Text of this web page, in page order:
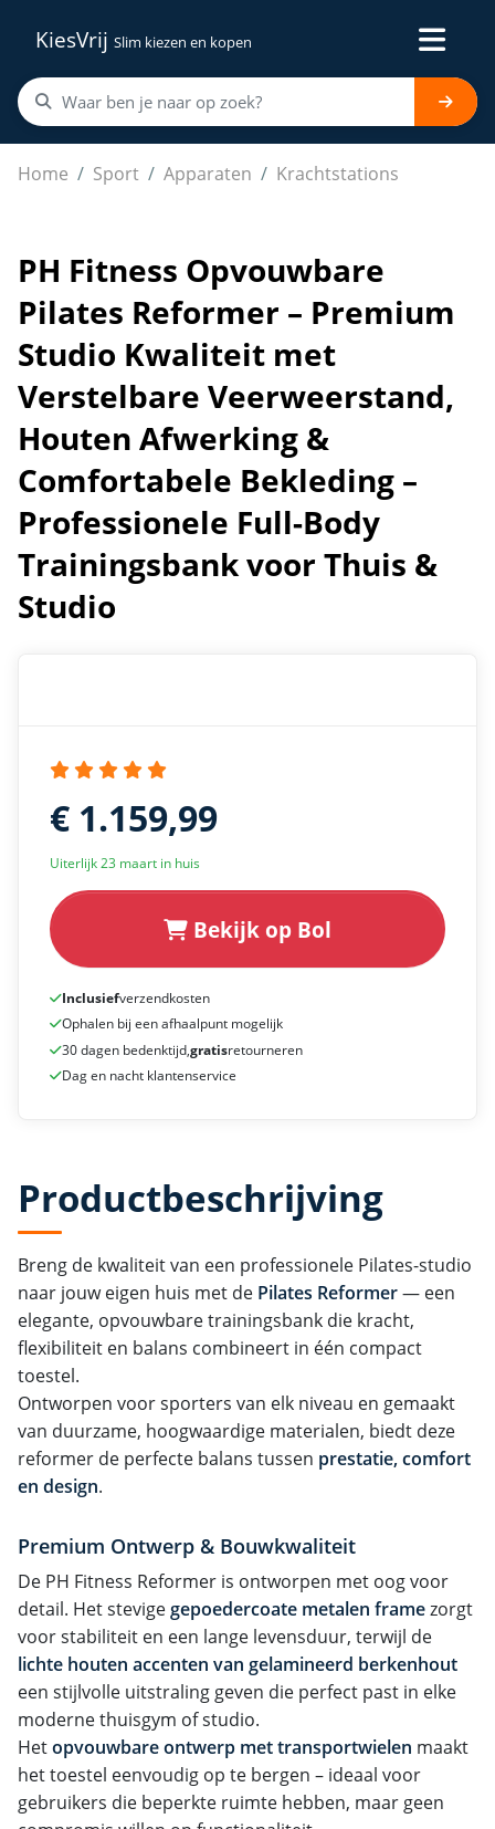
KiesVrij Slim kiezen en kopen
Home Sport Apparaten Krachtstations
PH Fitness Opvouwbare Pilates Reformer – Premium
PH Fitness Opvouwbare
Pilates Reformer – Premium
Studio Kwaliteit met
Verstelbare Veerweerstand,
Houten Afwerking &
Comfortabele Bekleding –
Professionele Full-Body
Trainingsbank voor Thuis &
Studio
€ 1.159,99
Uiterlijk 23 maart in huis
Bekijk op Bol
Inclusiefverzendkosten
Ophalen bij een afhaalpunt mogelijk
30 dagen bedenktijd,gratisretourneren
Dag en nacht klantenservice
Productbeschrijving
Breng de kwaliteit van een professionele Pilates-studio
naar jouw eigen huis met de Pilates Reformer— een
elegante, opvouwbare trainingsbank die kracht,
flexibiliteit en balans combineert in één compact
toestel.
Ontworpen voor sporters van elk niveau en gemaakt
van duurzame, hoogwaardige materialen, biedt deze
reformer de perfecte balans tussen prestatie, comfort
en design.
Premium Ontwerp & Bouwkwaliteit
De PH Fitness Reformer is ontworpen met oog voor
detail. Het stevigegepoedercoate metalen framezorgt
voor stabiliteit en een lange levensduur, terwijl de
lichte houten accenten van gelamineerd berkenhout
een stijlvolle uitstraling geven die perfect past in elke
moderne thuisgym of studio.
Hetopvouwbare ontwerp met transportwielen maakt
het toestel eenvoudig op te bergen – ideaal voor
gebruikers die beperkte ruimte hebben, maar geen